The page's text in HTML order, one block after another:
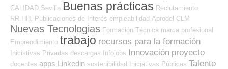
CALIDAD Sevilla Buenas prácticas Reclutamiento
RR.HH.
Publicaciones de Interés empleabilidad Aprodel CLM
Nuevas Tecnologias Formación Técnica marca profesional
Emprendimiento trabajo recursos para la formación
Iniciativas Privadas descargas Infojobs Innovación proyecto
docentes apps Linkedin sostenibilidad Iniciativas Públicas Talento